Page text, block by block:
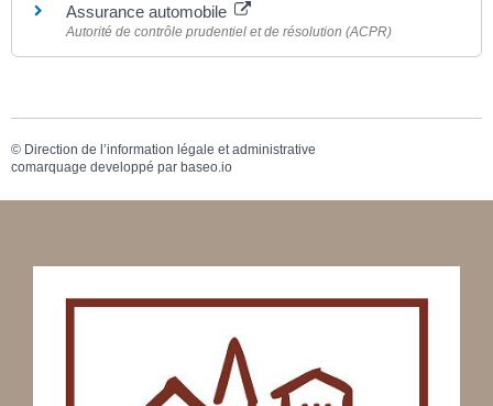
Assurance automobile
Autorité de contrôle prudentiel et de résolution (ACPR)
© Direction de l’information légale et administrative
comarquage developpé par baseo.io